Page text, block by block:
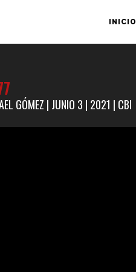
INICIO
GÓMEZ | JUNIO 3 | 2021 | CBI